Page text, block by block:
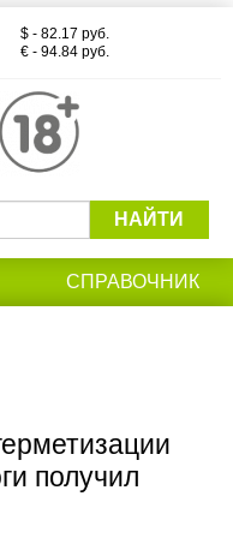
$ - 82.17 руб.
€ - 94.84 руб.
НАЙТИ
СПРАВОЧНИК
получил